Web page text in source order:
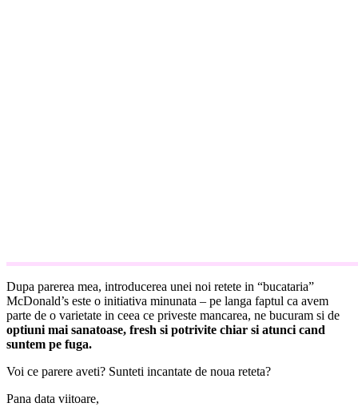
Dupa parerea mea, introducerea unei noi retete in “bucataria”
McDonald’s este o initiativa minunata – pe langa faptul ca avem
parte de o varietate in ceea ce priveste mancarea, ne bucuram si de
optiuni mai sanatoase, fresh si potrivite chiar si atunci cand
suntem pe fuga.
Voi ce parere aveti? Sunteti incantate de noua reteta?
Pana data viitoare,